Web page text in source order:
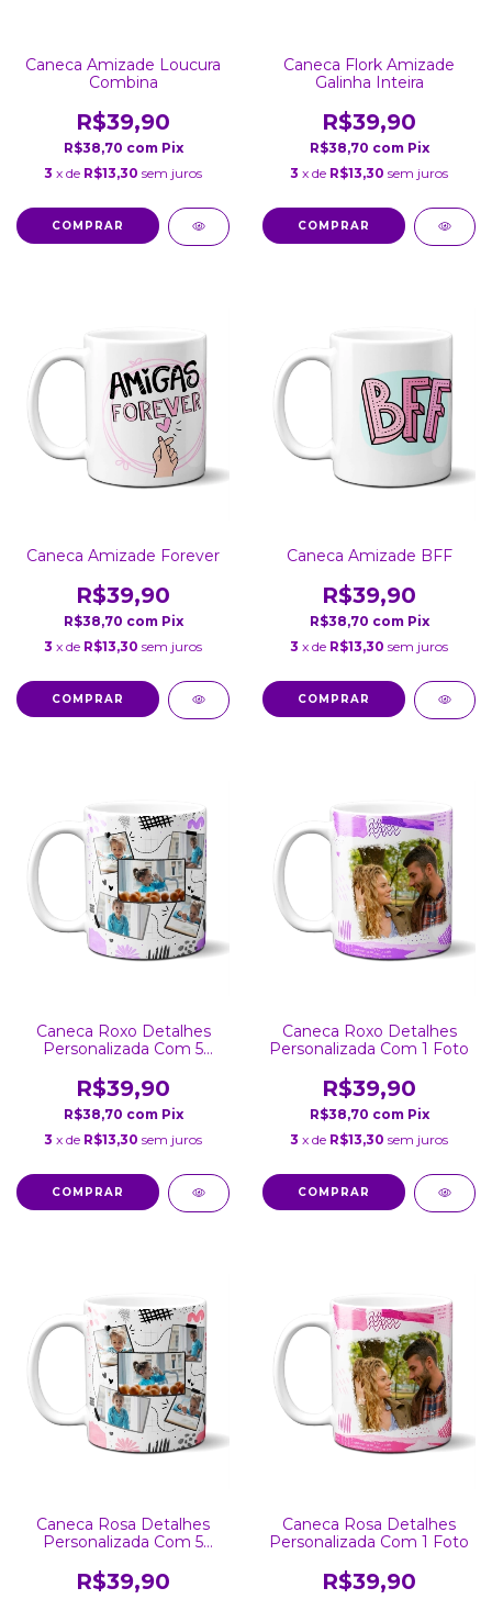
Caneca Amizade Loucura
Combina
R$39,90
R$38,70 com Pix
3 x de R$13,30 sem juros
COMPRAR
Caneca Flork Amizade
Galinha Inteira
R$39,90
R$38,70 com Pix
3 x de R$13,30 sem juros
COMPRAR
Caneca Amizade Forever
R$39,90
R$38,70 com Pix
3 x de R$13,30 sem juros
COMPRAR
Caneca Amizade BFF
R$39,90
R$38,70 com Pix
3 x de R$13,30 sem juros
COMPRAR
Caneca Roxo Detalhes
Personalizada Com 5
R$39,90
R$38,70 com Pix
3 x de R$13,30 sem juros
COMPRAR
Caneca Roxo Detalhes
Personalizada Com 1 Foto
R$39,90
R$38,70 com Pix
3 x de R$13,30 sem juros
COMPRAR
Caneca Rosa Detalhes
Personalizada Com 5
R$39,90
Caneca Rosa Detalhes
Personalizada Com 1 Foto
R$39,90